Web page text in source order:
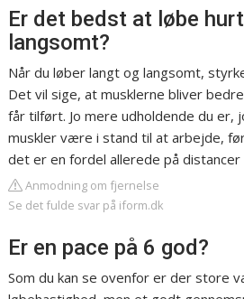
Er det bedst at løbe
langsomt?
Når du løber langt og langsomt,
Det vil sige, at musklerne bliver
får tilført. Jo mere udholdende du er,
muskler være i stand til at arbejde,
det er en fordel allerede på
Anmodning om fjernelse
Se det fulde svar på iform.dk
Er en pace på 6 god?
Som du kan se ovenfor er der store